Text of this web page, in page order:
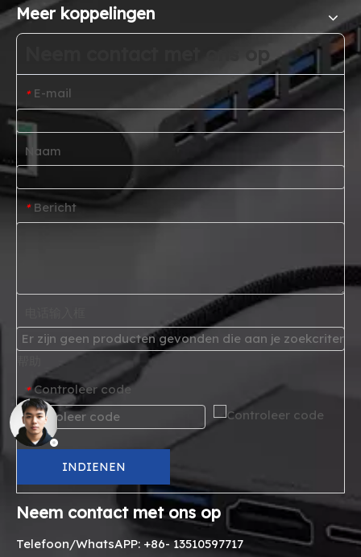
Meer koppelingen
* E-mail
Naam
* Bericht
* Controleer code
INDIENEN
Neem contact met ons op
Telefoon/WhatsAPP: +86- 13510597717